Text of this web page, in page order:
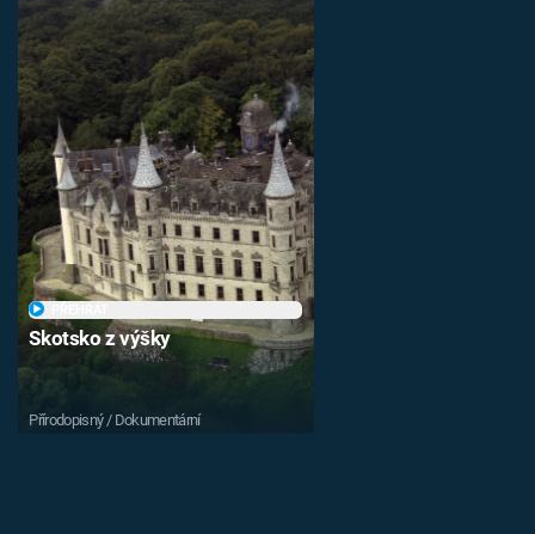
Skotsko z výšky
Přírodopisný / Dokumentární